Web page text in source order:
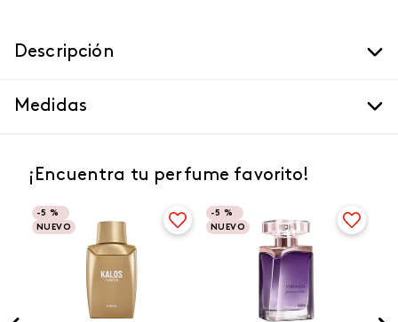
Descripción
Medidas
¡Encuentra tu perfume favorito!
-5 %
NUEVO
-5 %
NUEVO